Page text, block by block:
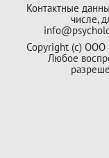
Контактные
числе,
Copyright (с) ООО
Любое